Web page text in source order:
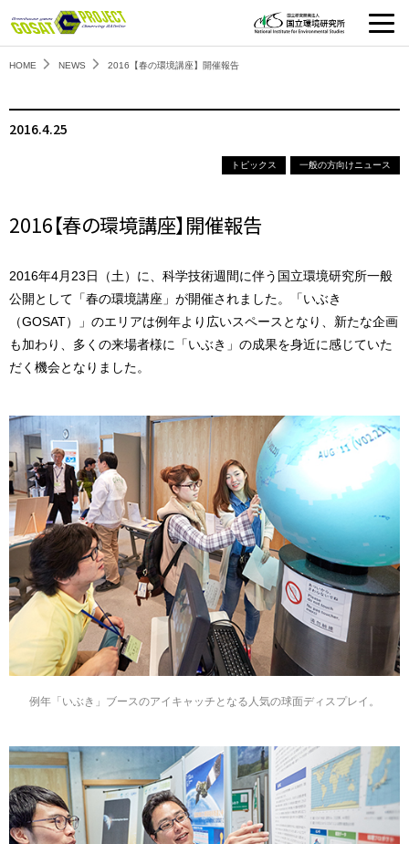
HOME NEWS 2016【春の環境講座】開催報告
2016.4.25
トピックス 一般の方向けニュース
2016【春の環境講座】開催報告
2016年4月23日（土）に、科学技術週間に伴う国立環境研究所一般
公開として「春の環境講座」が開催されました。「いぶき
（GOSAT）」のエリアは例年より広いスペースとなり、新たな企画
も加わり、多くの来場者様に「いぶき」の成果を身近に感じていた
だく機会となりました。
例年「いぶき」ブースのアイキャッチとなる人気の球面ディスプレイ。